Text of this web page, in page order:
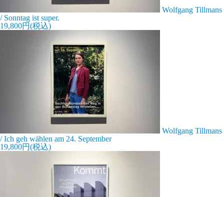
Wolfgang Tillmans
/ Sonntag ist super.
19,800円(税込)
Wolfgang Tillmans
/ Ich geh wählen am 24. September
19,800円(税込)